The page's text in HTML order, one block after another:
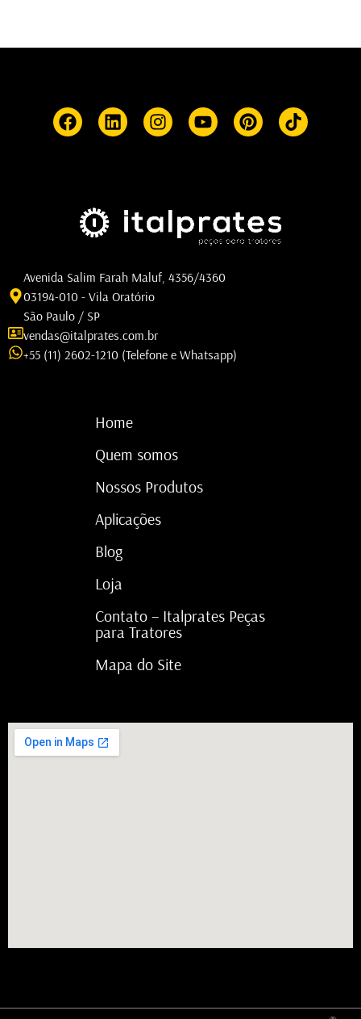
Avenida Salim Farah Maluf, 4356/4360
03194-010 - Vila Oratório
São Paulo / SP
vendas@italprates.com.br
+55 (11) 2602-1210 (Telefone e Whatsapp)
Home
Quem somos
Nossos Produtos
Aplicações
Blog
Loja
Contato – Italprates Peças
para Tratores
Mapa do Site